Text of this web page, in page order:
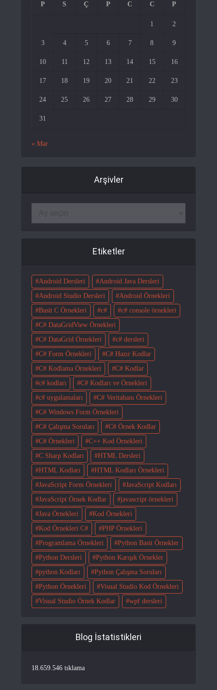
P S Ç P C C P
1 2
3 4 5 6 7 8 9
10 11 12 13 14 15 16
17 18 19 20 21 22 23
24 25 26 27 28 29 30
31
« Mar
Arşivler
Etiketler
Android Dersleri
Android Java Dersleri
Android Studio Dersleri
Android Örnekleri
Basit C Örnekleri
c#
c# console örnekleri
C# DataGridView Örnekleri
C# DataGrid Örnekleri
c# dersleri
C# Form Örnekleri
C# Hazır Kodlar
C# Kodlama Örnekleri
C# Kodlar
c# kodları
C# Kodları ve Örnekleri
c# uygulamaları
C# Veritabanı Örnekleri
C# Windows Form Örnekleri
C# Çalışma Soruları
C# Örnek Kodlar
C# Örnekleri
C++ Kod Örnekleri
C Sharp Kodları
HTML Dersleri
HTML Kodları
HTML Kodları Örnekleri
JavaScript Form Örnekleri
JavaScript Kodları
JavaScript Örnek Kodlar
javascript örnekleri
Java Örnekleri
Kod Örnekleri
Kod Örnekleri C#
PHP Örnekleri
Programlama Örnekleri
Python Basit Örnekler
Python Dersleri
Python Karışık Örnekler
python Kodları
Python Çalışma Soruları
Python Örnekleri
Visual Studio Kod Örnekleri
Visual Studio Örnek Kodlar
wpf dersleri
Blog İstatistikleri
18.659.546 tıklama